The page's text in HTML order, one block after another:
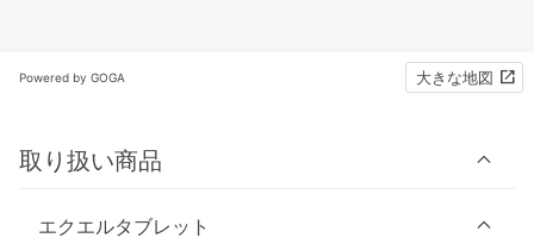
Powered by GOGA 大きな地図
取り扱い商品
エクエルタブレット